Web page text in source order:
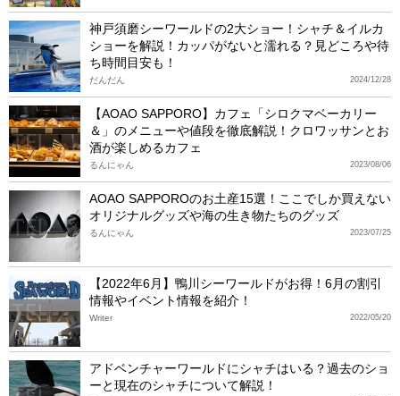
神戸須磨シーワールドの2大ショー！シャチ＆イルカ
ショーを解説！カッパがないと濡れる？見どころや待
ち時間目安も！
2024/12/28
だんだん
【AOAO SAPPORO】カフェ「シロクマベーカリー
＆」のメニューや値段を徹底解説！クロワッサンとお
酒が楽しめるカフェ
2023/08/06
るんにゃん
AOAO SAPPOROのお土産15選！ここでしか買えない
オリジナルグッズや海の生き物たちのグッズ
2023/07/25
るんにゃん
【2022年6月】鴨川シーワールドがお得！6月の割引
情報やイベント情報を紹介！
2022/05/20
Writer
アドベンチャーワールドにシャチはいる？過去のショ
ーと現在のシャチについて解説！